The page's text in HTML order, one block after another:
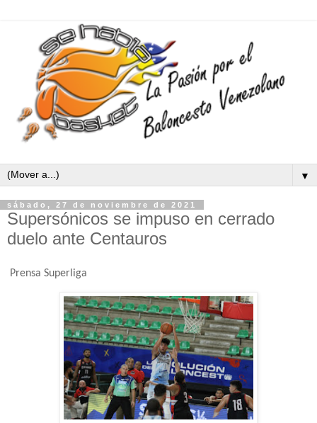
▼
sábado, 27 de noviembre de 2021
Supersónicos se impuso en cerrado
duelo ante Centauros
Prensa Superliga